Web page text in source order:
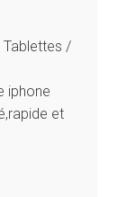
/
iphone
et